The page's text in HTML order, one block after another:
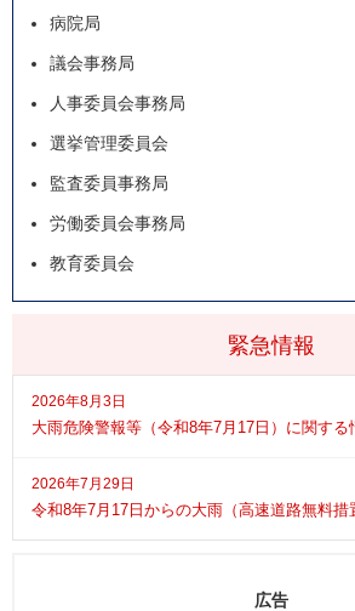
緊急情報
2026年8月3日
大雨危険警報等（令和8年7月17日）に関する
2026年7月29日
令和8年7月17日からの大雨（高速道路無料措
病院局
議会事務局
人事委員会事務局
選挙管理委員会
監査委員事務局
労働委員会事務局
教育委員会
広告